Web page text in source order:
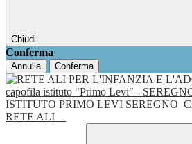
Chiudi
Conferma
Annulla Conferma
ISTITUTO PRIMO LEVI SEREGNO
RETE ALI